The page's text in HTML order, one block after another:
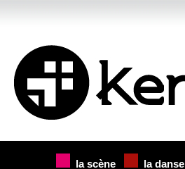
la scène la danse